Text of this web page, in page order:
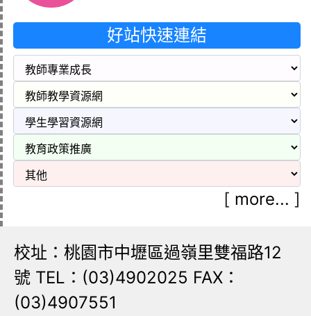
好站快速連結
[ more... ]
校址：桃園市中壢區過嶺里雙福路12
號 TEL：(03)4902025 FAX：
(03)4907551